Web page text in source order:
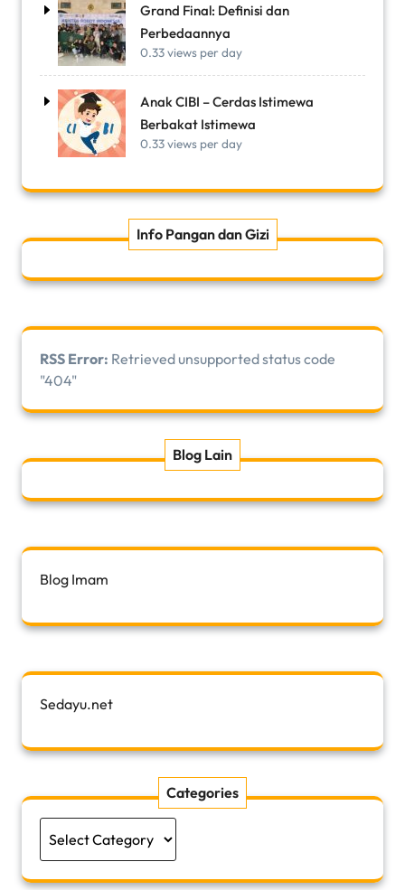
Grand Final: Definisi dan
Perbedaannya
0.33 views per day
Anak CIBI – Cerdas Istimewa
Berbakat Istimewa
0.33 views per day
Info Pangan dan Gizi
RSS Error: Retrieved unsupported status code
"404"
Blog Lain
Blog Imam
Sedayu.net
Categories